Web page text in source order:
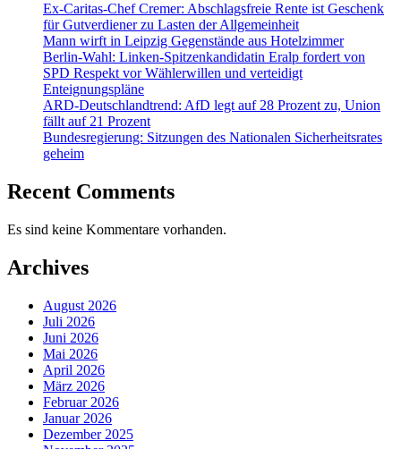
Ex-Caritas-Chef Cremer: Abschlagsfreie Rente ist Geschenk
für Gutverdiener zu Lasten der Allgemeinheit
Mann wirft in Leipzig Gegenstände aus Hotelzimmer
Berlin-Wahl: Linken-Spitzenkandidatin Eralp fordert von
SPD Respekt vor Wählerwillen und verteidigt
Enteignungspläne
ARD-Deutschlandtrend: AfD legt auf 28 Prozent zu, Union
fällt auf 21 Prozent
Bundesregierung: Sitzungen des Nationalen Sicherheitsrates
geheim
Recent Comments
Es sind keine Kommentare vorhanden.
Archives
August 2026
Juli 2026
Juni 2026
Mai 2026
April 2026
März 2026
Februar 2026
Januar 2026
Dezember 2025